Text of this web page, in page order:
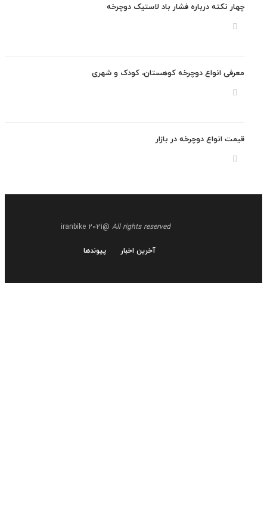
نکته درباره فشار باد لاستیک دوچرخه
انواع دوچرخه کوهستان، کودک و شهری
انواع دوچرخه در بازار
All rights reserved
@iranbike 2021
پیوندها آخرین اخبار